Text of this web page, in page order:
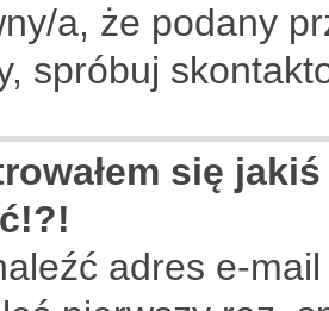
a, że podany
spróbuj
się
adres e-